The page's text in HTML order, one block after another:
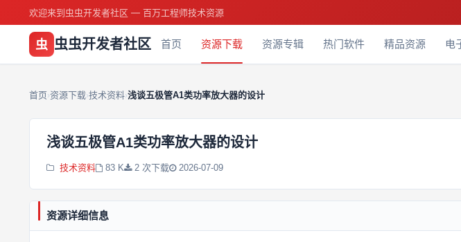
欢迎来到虫虫开发者社区 — 百万工程师技术资源
虫 虫虫开发者社区 首页 资源下载 资源专辑 热门软件 精品资源 电
首页›资源下载›技术资料›浅谈五极管A1类功率放大器的设计
浅谈五极管A1类功率放大器的设计
技术资料 83 K 2 次下载 2026-07-09
资源详细信息